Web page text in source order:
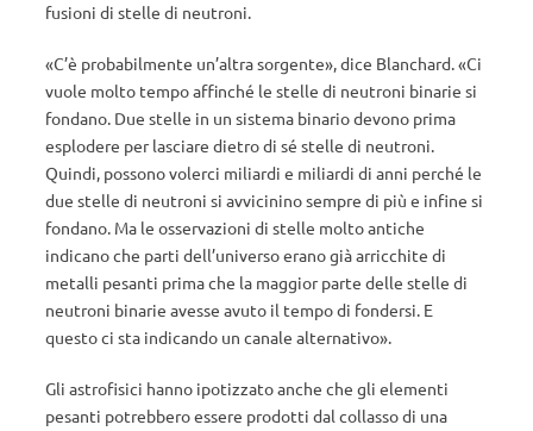
fusioni di stelle di neutroni.
«C’è probabilmente un’altra sorgente», dice Blanchard. «Ci
vuole molto tempo affinché le stelle di neutroni binarie si
fondano. Due stelle in un sistema binario devono prima
esplodere per lasciare dietro di sé stelle di neutroni.
Quindi, possono volerci miliardi e miliardi di anni perché le
due stelle di neutroni si avvicinino sempre di più e infine si
fondano. Ma le osservazioni di stelle molto antiche
indicano che parti dell’universo erano già arricchite di
metalli pesanti prima che la maggior parte delle stelle di
neutroni binarie avesse avuto il tempo di fondersi. E
questo ci sta indicando un canale alternativo».
Gli astrofisici hanno ipotizzato anche che gli elementi
pesanti potrebbero essere prodotti dal collasso di una